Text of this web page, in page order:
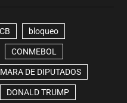
bloqueo
CONMEBOL
DE DIPUTADOS
DONALD TRUMP